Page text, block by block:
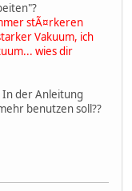
stÃ¤rkeren
Vakuum, ich
wies dir
In der Anleitung
benutzen soll??